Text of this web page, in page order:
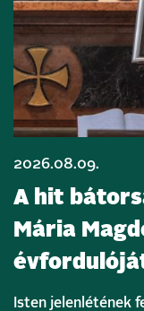
2026.08.09.
A hit
Mária
Isten jelenlétének